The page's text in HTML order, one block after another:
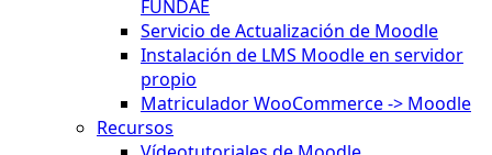
FUNDAE
Servicio de Actualización de Moodle
Instalación de LMS Moodle en servidor
propio
Matriculador WooCommerce -> Moodle
Recursos